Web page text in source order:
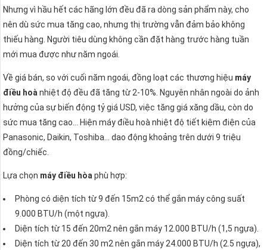
Nhưng vì hầu hết các hãng lớn đều đã ra dòng sản phẩm này, cho
nên dù sức mua tăng cao, nhưng thị trường vẫn đảm bảo không
thiếu hàng. Người tiêu dùng không cần đặt hàng trước hàng tuần
mới mua được như năm ngoái.
Về giá bán, so với cuối năm ngoái, đồng loạt các thương hiệu máy
điều hoà nhiệt độ đều đã tăng từ 2-10%. Nguyên nhân ngoài do ảnh
hưởng của sự biến động tỷ giá USD, việc tăng giá xăng dầu, còn do
sức mua tăng cao… Hiện máy điều hoà nhiệt độ tiết kiệm điện của
Panasonic, Daikin, Toshiba… dao động khoảng trên dưới 9 triệu
đồng/chiếc.
Lựa chọn máy điều hòa phù hợp:
Phòng có diện tích từ 9 đến 15m2 có thể gắn máy công suất
9.000 BTU/h (một ngựa).
Diện tích từ 15 đến 20m2 nên gắn máy 12.000 BTU/h (1,5 ngựa).
Diện tích từ 20 đến 30 m2 nên gắn máy 24.000 BTU/h (2.5 ngựa),